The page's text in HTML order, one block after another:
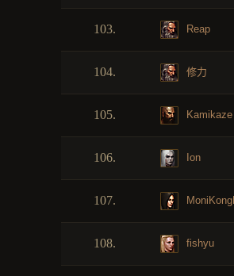
103. Reap
104. 修力
105. Kamikaze
106. Ion
107.
108. fishyu